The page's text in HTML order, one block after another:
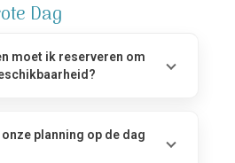
Dag
moet ik reserveren om
planning op de dag